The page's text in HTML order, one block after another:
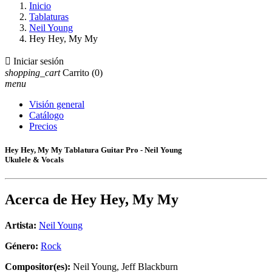
Inicio
Tablaturas
Neil Young
Hey Hey, My My
 Iniciar sesión
shopping_cart Carrito (0)
menu
Visión general
Catálogo
Precios
Hey Hey, My My Tablatura Guitar Pro - Neil Young
Ukulele & Vocals
Acerca de Hey Hey, My My
Artista: Neil Young
Género: Rock
Compositor(es): Neil Young, Jeff Blackburn